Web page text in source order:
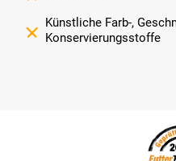
Künstliche Farb-,
Konservierungsstoffe